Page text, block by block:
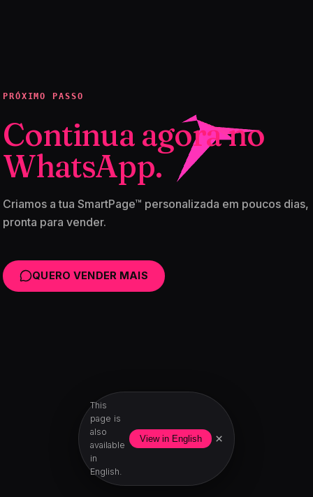
This
page is
also
available
in
English.
View in English ×
PRÓXIMO PASSO
Continua agora no
WhatsApp.
Criamos a tua SmartPage™ personalizada em poucos dias,
pronta para vender.
QUERO VENDER MAIS